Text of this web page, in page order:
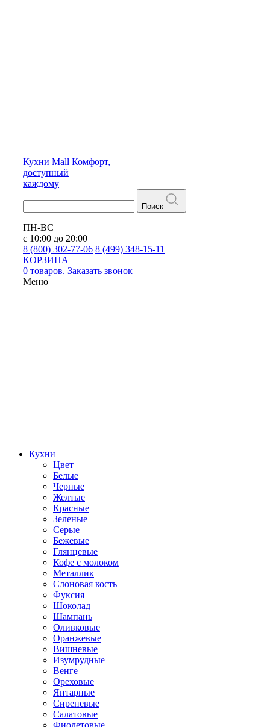
Кухни Mall Комфорт,
доступный
каждому
Поиск
ПН-ВС
с 10:00 до 20:00
8 (800) 302-77-06 8 (499) 348-15-11
КОРЗИНА
0 товаров. Заказать звонок
Меню
Кухни
Цвет
Белые
Черные
Желтые
Красные
Зеленые
Серые
Бежевые
Глянцевые
Кофе с молоком
Металлик
Слоновая кость
Фуксия
Шоколад
Шампань
Оливковые
Оранжевые
Вишневые
Изумрудные
Венге
Ореховые
Янтарные
Сиреневые
Салатовые
Фиолетовые